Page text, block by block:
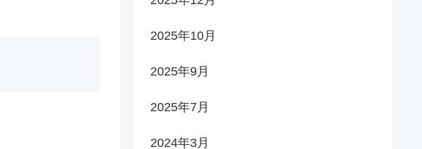
2025年10月
2025年9月
2025年7月
2024年3月